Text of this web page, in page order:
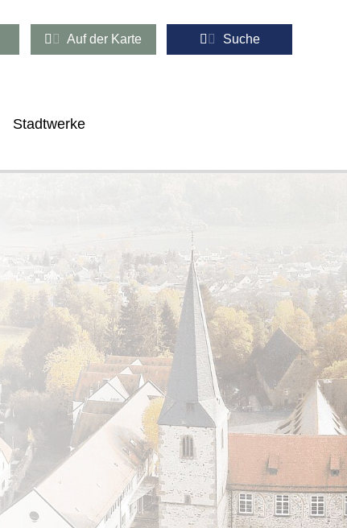
Auf der Karte Suche
Stadtwerke